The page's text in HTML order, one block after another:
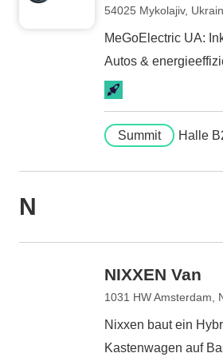
54025 Mykolajiv,
MeGoElectric UA:
Autos &
Summit Halle
N
NIXXEN Van
1031 HW Amsterdam,
Nixxen baut ein
Kastenwagen auf